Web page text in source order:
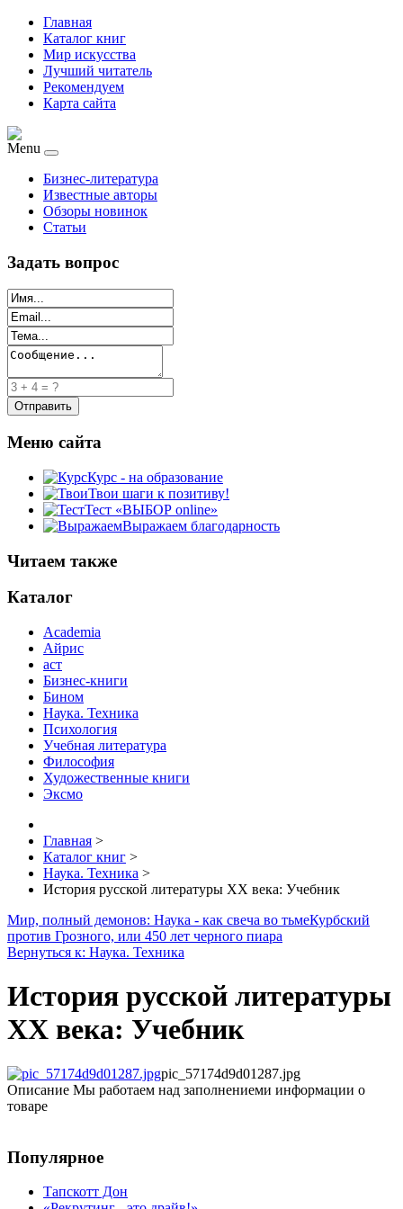
Главная
Каталог книг
Мир искусства
Лучший читатель
Рекомендуем
Карта сайта
Menu
Бизнес-литература
Известные авторы
Обзоры новинок
Статьи
Задать вопрос
Меню сайта
Курс - на образование
Твои шаги к позитиву!
Тест «ВЫБОР online»
Выражаем благодарность
Читаем также
Каталог
Academia
Айрис
аст
Бизнес-книги
Бином
Наука. Техника
Психология
Учебная литература
Философия
Художественные книги
Эксмо
Главная >
Каталог книг >
Наука. Техника >
История русской литературы XX века: Учебник
Мир, полный демонов: Наука - как свеча во тьмеКурбский
против Грозного, или 450 лет черного пиара
Вернуться к: Наука. Техника
История русской литературы
XX века: Учебник
pic_57174d9d01287.jpg
Описание Мы работаем над заполнениеми информации о
товаре
Популярное
Тапскотт Дон